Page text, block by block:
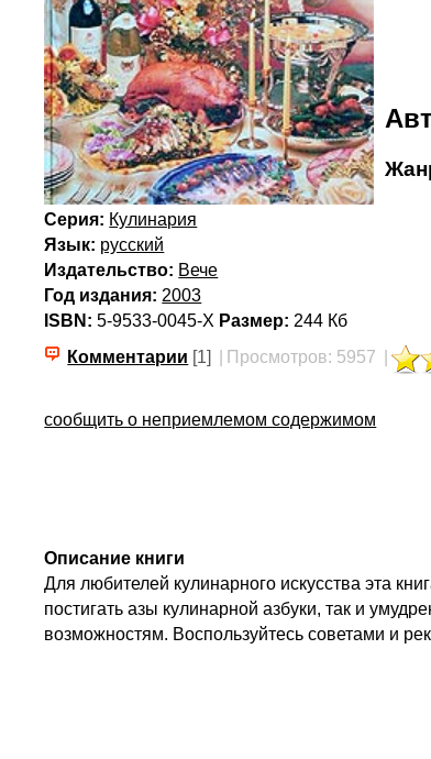
Серия: Кулинария
Язык: русский
Издательство: Вече
Год издания: 2003
ISBN: 5-9533-0045-X Размер: 244 Кб
Комментарии [1] Просмотров: 5957
сообщить о неприемлемом содержимом
Описание книги
Для любителей кулинарного искусства эта
постигать азы кулинарной азбуки, так и
возможностям. Воспользуйтесь советами и